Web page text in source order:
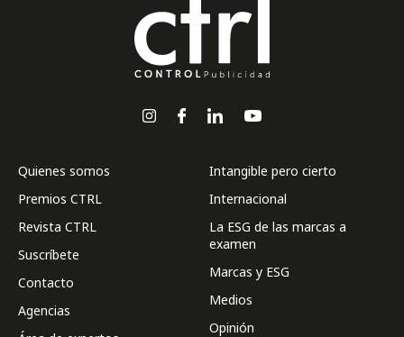
Quienes somos
Premios CTRL
Revista CTRL
Suscríbete
Contacto
Agencias
Intangible pero cierto
Internacional
La ESG de las marcas a
examen
Marcas y ESG
Medios
Opinión